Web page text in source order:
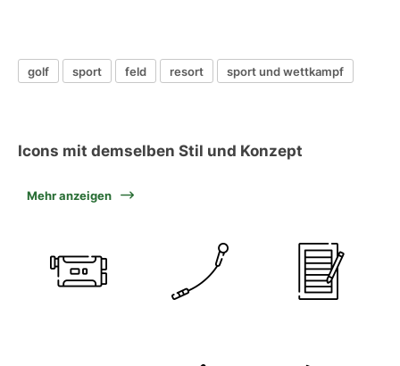
golf sport feld resort sport und wettkampf
Icons mit demselben Stil und Konzept
Mehr anzeigen